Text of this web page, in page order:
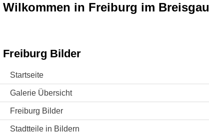
Wilkommen in Freiburg im Breisgau
Freiburg Bilder
Startseite
Galerie Übersicht
Freiburg Bilder
Stadtteile in Bildern